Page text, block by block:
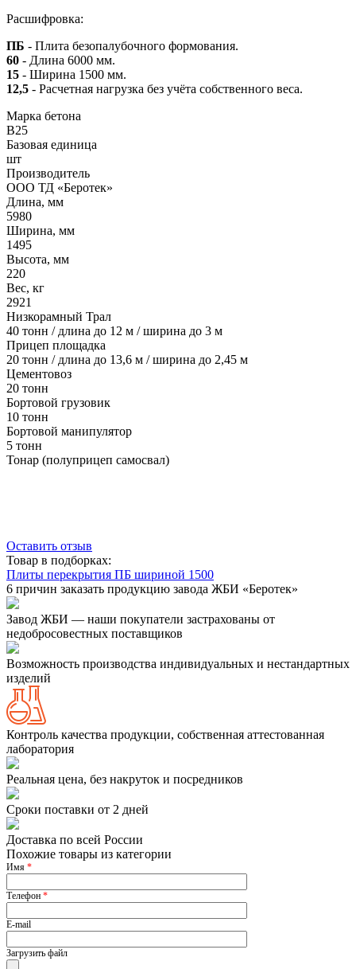
Расшифровка:
ПБ - Плита безопалубочного формования.
60 - Длина 6000 мм.
15 - Ширина 1500 мм.
12,5 - Расчетная нагрузка без учёта собственного веса.
Марка бетона
B25
Базовая единица
шт
Производитель
ООО ТД «Беротек»
Длина, мм
5980
Ширина, мм
1495
Высота, мм
220
Вес, кг
2921
Низкорамный Трал
40 тонн / длина до 12 м / ширина до 3 м
Прицеп площадка
20 тонн / длина до 13,6 м / ширина до 2,45 м
Цементовоз
20 тонн
Бортовой грузовик
10 тонн
Бортовой манипулятор
5 тонн
Тонар (полуприцеп самосвал)
Оставить отзыв
Товар в подборках:
Плиты перекрытия ПБ шириной 1500
6 причин заказать продукцию завода ЖБИ «Беротек»
Завод ЖБИ — наши покупатели застрахованы от
недобросовестных поставщиков
Возможность производства индивидуальных и нестандартных
изделий
Контроль качества продукции, собственная аттестованная
лаборатория
Реальная цена, без накруток и посредников
Сроки поставки от 2 дней
Доставка по всей России
Похожие товары из категории
Имя *
Телефон *
E-mail
Загрузить файл